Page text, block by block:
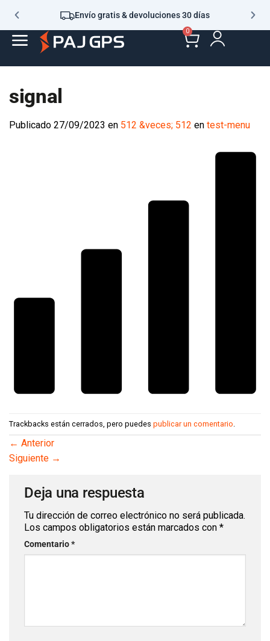
Envío gratis & devoluciones 30 días
0
signal
Publicado 27/09/2023 en 512 &veces; 512 en test-menu
Trackbacks están cerrados, pero puedes publicar un comentario
← Anterior
Siguiente →
Deja una respuesta
Tu dirección de correo electrónico no será publicada.
Los campos obligatorios están marcados con *
Comentario*